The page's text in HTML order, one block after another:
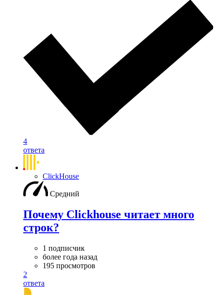
4
ответа
ClickHouse
Средний
Почему Clickhouse читает много
строк?
1 подписчик
более года назад
195 просмотров
2
ответа